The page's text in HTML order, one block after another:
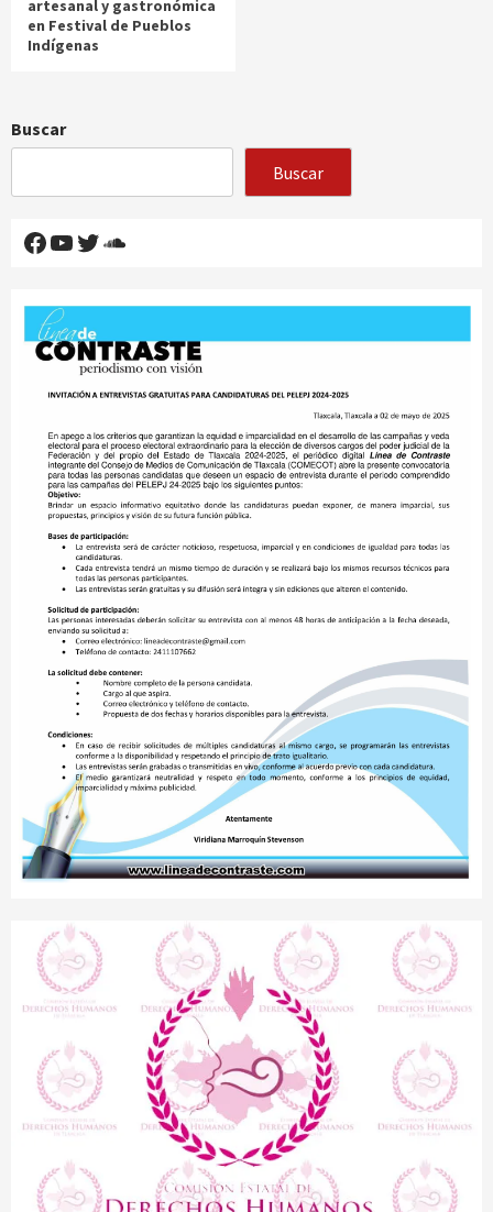
artesanal y gastronómica
en Festival de Pueblos
Indígenas
Buscar
Buscar
Facebook
YouTube
Twitter
SoundCloud